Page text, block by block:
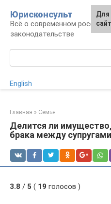
контенту
Юрисконсульт
Всё о современном
законодательстве
English
Главная » Семья
Делится ли
брака между супругами
3.8 / 5 ( 19 голосов )
Для